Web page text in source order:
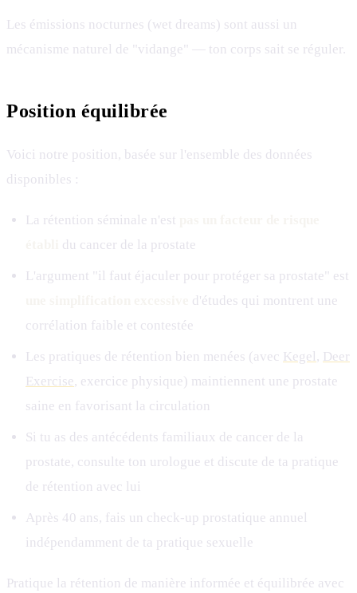
Les émissions nocturnes (wet dreams) sont aussi un
mécanisme naturel de "vidange" — ton corps sait se réguler.
Position équilibrée
Voici notre position, basée sur l'ensemble des données
disponibles :
La rétention séminale n'est
du cancer de la prostate
L'argument "il faut éjaculer pour protéger sa prostate" est
d'études qui montrent une
corrélation faible et contestée
Les pratiques de rétention bien menées (avec Kegel, Deer
Exercise, exercice physique) maintiennent une prostate
saine en favorisant la circulation
Si tu as des antécédents familiaux de cancer de la
prostate, consulte ton urologue et discute de ta pratique
de rétention avec lui
Après 40 ans, fais un check-up prostatique annuel
indépendamment de ta pratique sexuelle
Pratique la rétention de manière informée et équilibrée avec